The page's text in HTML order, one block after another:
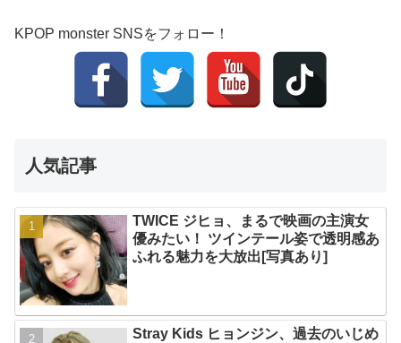
KPOP monster SNSをフォロー！
人気記事
TWICE ジヒョ、まるで映画の主演女
優みたい！ ツインテール姿で透明感あ
ふれる魅力を大放出[写真あり]
Stray Kids ヒョンジン、過去のいじめ